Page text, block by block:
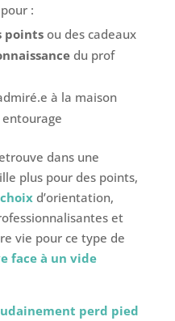
:
pointsou des cadeaux
du prof
à la maison
dans une
plus pour des points,
d’orientation,
et
vie pour ce type de
face à un vide
perd pied